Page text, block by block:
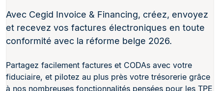
Avec Cegid Invoice & Financing, créez, envoyez
et recevez vos factures électroniques en toute
conformité avec la réforme belge 2026.
Partagez facilement factures et CODAs avec votre
fiduciaire, et pilotez au plus près votre trésorerie grâce
à nos nombreuses fonctionnalités pensées pour les TPE